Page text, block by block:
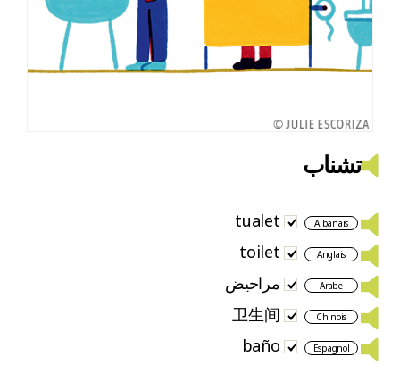
تشناب
Albanais
tualet
Anglais
toilet
Arabe مراحيض
Chinois
卫生间
Espagnol
baño